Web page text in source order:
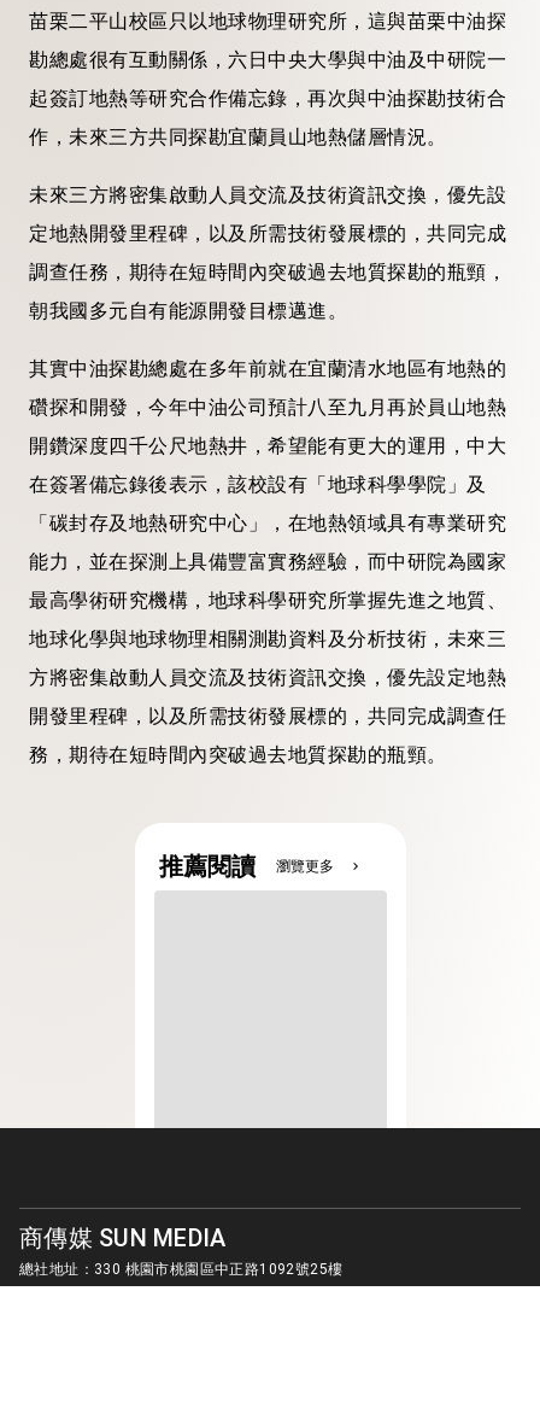
苗栗二平山校區只以地球物理研究所，這與苗栗中油探
勘總處很有互動關係，六日中央大學與中油及中研院一
起簽訂地熱等研究合作備忘錄，再次與中油探勘技術合
作，未來三方共同探勘宜蘭員山地熱儲層情況。
未來三方將密集啟動人員交流及技術資訊交換，優先設
定地熱開發里程碑，以及所需技術發展標的，共同完成
調查任務，期待在短時間內突破過去地質探勘的瓶頸，
朝我國多元自有能源開發目標邁進。
其實中油探勘總處在多年前就在宜蘭清水地區有地熱的
礸探和開發，今年中油公司預計八至九月再於員山地熱
開鑽深度四千公尺地熱井，希望能有更大的運用，中大
在簽署備忘錄後表示，該校設有「地球科學學院」及
「碳封存及地熱研究中心」，在地熱領域具有專業研究
能力，並在探測上具備豐富實務經驗，而中研院為國家
最高學術研究機構，地球科學研究所掌握先進之地質、
地球化學與地球物理相關測勘資料及分析技術，未來三
方將密集啟動人員交流及技術資訊交換，優先設定地熱
開發里程碑，以及所需技術發展標的，共同完成調查任
務，期待在短時間內突破過去地質探勘的瓶頸。
推薦閱讀 瀏覽更多 chevron_right
商傳媒 SUN MEDIA
總社地址：330 桃園市桃園區中正路1092號25樓